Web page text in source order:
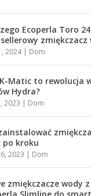
Ecoperla Toro
zmiękczacz
2024| Dom
Matic to rewolucja
Hydra?
2023 | Dom
po kroku
2023 | Dom
zmiękczacze wody z